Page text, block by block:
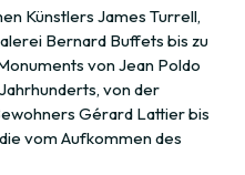
Künstlers James Turrell,
Bernard Buffets bis zu
von Jean Poldo
von der
Gérard Lattier bis
vom Aufkommen des